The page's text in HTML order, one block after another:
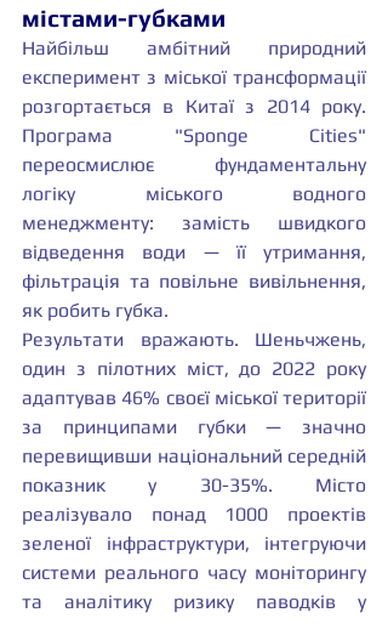
містами-губками
Найбільш амбітний природний
експеримент з міської трансформації
розгортається в Китаї з 2014 року.
Програма "Sponge Cities"
переосмислює фундаментальну
логіку міського водного
менеджменту: замість швидкого
відведення води — її утримання,
фільтрація та повільне вивільнення,
як робить губка.
Результати вражають. Шеньчжень,
один з пілотних міст, до 2022 року
адаптував 46% своєї міської території
за принципами губки — значно
перевищивши національний середній
показник у 30-35%. Місто
реалізувало понад 1000 проектів
зеленої інфраструктури, інтегруючи
системи реального часу моніторингу
та аналітику ризику паводків у